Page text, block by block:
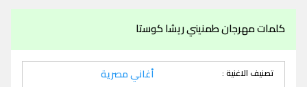
كلمات مهرجان طمنيني ريشا كوستا
تصنيف الاغنية : أغاني مصرية